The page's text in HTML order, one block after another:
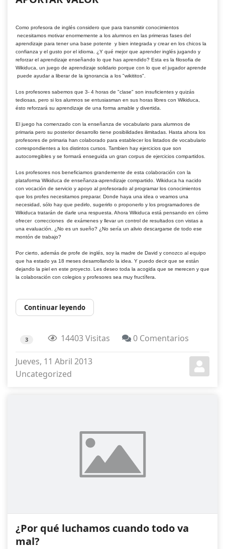
Como profesora de inglés considero que para transmitir conocimientos
necesitamos motivar enormemente a los alumnos en las primeras fases del
aprendizaje para tener una base potente y bien integrada y crear en los chicos la
confianza y el gusto por el idioma. ¿Y qué mejor que aprender inglés jugando y
reforzar el aprendizaje enseñando lo que has aprendido? Esta es la filosofia de
Wikiduca, un juego de aprendizaje solidario porque con lo que el jugador aprende
puede ayudar a liberar de la ignorancia a los "wikititos".
Los profesores sabemos que 3- 4 horas de "clase" son insuficientes y quizás
tediosas, pero si los alumnos se entusiasman en sus horas libres con Wikiduca,
ésto reforzará su aprendizaje de una forma amable y divertida.
El juego ha comenzado con la enseñanza de vocabulario para alumnos de
primaria pero su posterior desarrollo tiene posibilidades ilimitadas. Hasta ahora los
profesores de primaria han colaborado para establecer los listados de vocabulario
correspondientes a los distintos cursos. Tambien hay ejercicios que son
autocorregibles y se formará enseguida un gran corpus de ejercicios compartidos.
Los profesores nos beneficiamos grandemente de esta colaboración con la
plataforma Wikiduca de enseñanza-aprendizaje compartido. Wikiduca ha nacido
con vocación de servicio y apoyo al profesorado al programar los conocimientos
que los profes necesitamos preparar. Donde haya una idea o veamos una
necesidad, sólo hay que pedirlo, sugerirlo o proponerlo y los programadores de
Wikiduca tratarán de darle una respuesta. Ahora Wikiduca está pensando en cómo
ofrecer correcciones de exámenes y llevar un control de resultados con vistas a
una evaluación. ¿No es un sueño? ¿No sería un alivio descargarse de todo ese
montón de trabajo?
Por cierto, además de profe de inglés, soy la madre de David y conozco al equipo
que ha estado ya 18 meses desarrollando la idea. Y puedo decir que se están
dejando la piel en este proyecto. Les deseo toda la acogida que se merecen y que
la colaboración con colegios y profesores sea muy fructífera.
Continuar leyendo
3 14403 Visitas 0 Comentarios
Jueves, 11 Abril 2013
Uncategorized
¿Por qué luchamos cuando todo va
mal?